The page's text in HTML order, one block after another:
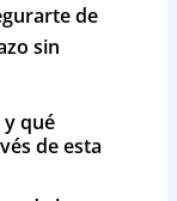
de
sin
y qué
de esta